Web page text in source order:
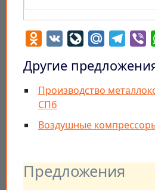
Предложения
Odnoklassniki
VK LiveJournal
Mail.Ru
Другие
Производство
СПб
Воздушные